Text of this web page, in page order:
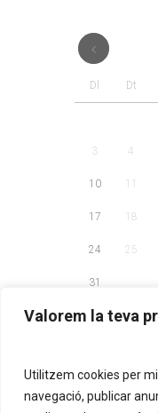
Valorem la teva
Utilitzem cookies per
navegació, publicar
Dl Dt
3 4
10 11
17 18
24 25
31